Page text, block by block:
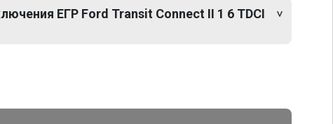
ЕГР Ford Transit Connect II 1 6 TDCI